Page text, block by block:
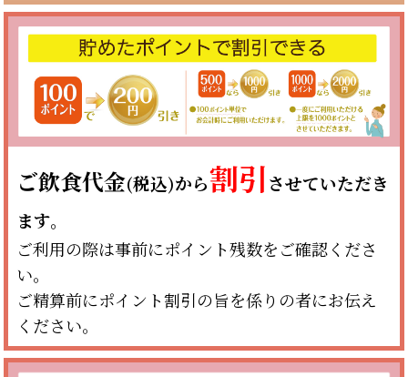
ご飲食代金(税込)から割引させていただき
ます。
ご利用の際は事前にポイント残数をご確認くださ
い。
ご精算前にポイント割引の旨を係りの者にお伝え
ください。